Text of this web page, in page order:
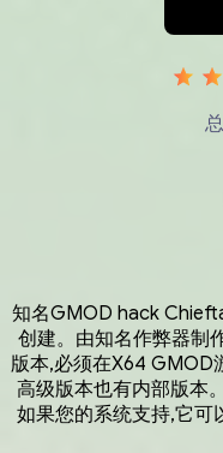
知名GMOD hack
创建。由知名作弊器制
版本,必须在X64 GMOD
高级版本也有内部版本
如果您的系统支持,它可